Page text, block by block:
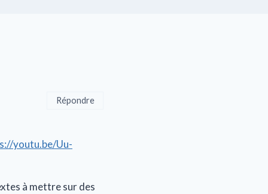
youtu.be/Uu-
à mettre sur des
Répondre